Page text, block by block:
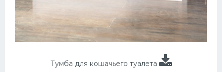
Тумба для кошачьего туалета